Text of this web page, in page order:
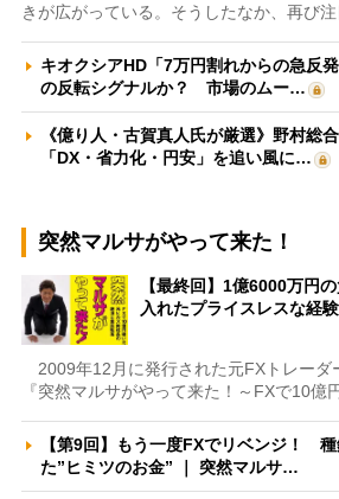
きが広がっている。そうしたなか、再び注
キオクシアHD「7万円割れからの急反
の反転シグナルか？ 市場のムー…
《億り人・古賀真人氏が厳選》野村総
「DX・省力化・円安」を追い風に…
突然マルサがやって来た！
【最終回】1億6000万円
入れたプライスレスな経
2009年12月に発行された元FXトレーダ
『突然マルサがやって来た！～FXで10億
【第9回】もう一度FXでリベンジ！
た”ヒミツのお金” ｜ 突然マルサ…